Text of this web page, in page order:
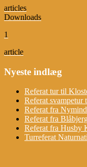
articles
Downloads
1
article
Nyeste indlæg
Referat tur til
Referat svampetur
Referat fra
Referat fra
Referat fra Husby
Turreferat